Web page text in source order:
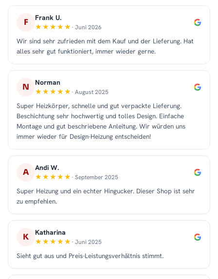
F Frank U.
· Juni 2026
Wir sind sehr zufrieden mit dem Kauf und der Lieferung. Hat
alles sehr gut funktioniert, immer wieder gerne.
N Norman
· August 2025
Super Heizkörper, schnelle und gut verpackte Lieferung.
Beschichtung sehr hochwertig und tolles Design. Einfache
Montage und gut beschriebene Anleitung. Wir würden uns
immer wieder für Design-Heizung entscheiden!
A Andi W.
· September 2025
Super Heizung und ein echter Hingucker. Dieser Shop ist sehr
zu empfehlen.
K Katharina
· Juni 2025
Sieht gut aus und Preis-Leistungsverhältnis stimmt.